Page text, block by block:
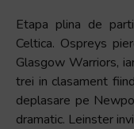
Etapa plina de
Celtica. Ospreys
Glasgow Warriors,
trei in clasament
deplasare pe
dramatic. Leinster